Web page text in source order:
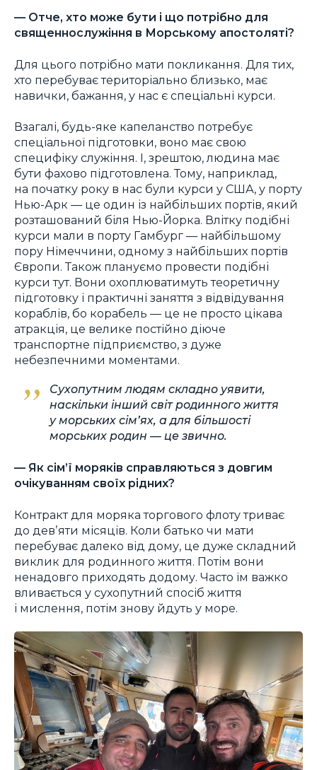
— Отче, хто може бути і що потрібно для
священнослужіння в Морському апостоляті?
Для цього потрібно мати покликання. Для тих,
хто перебуває територіально близько, має
навички, бажання, у нас є спеціальні курси.
Взагалі, будь-яке капеланство потребує
спеціальної підготовки, воно має свою
специфіку служіння. І, зрештою, людина має
бути фахово підготовлена. Тому, наприклад,
на початку року в нас були курси у США, у порту
Нью-Арк — це один із найбільших портів, який
розташований біля Нью-Йорка. Влітку подібні
курси мали в порту Гамбург — найбільшому
пору Німеччини, одному з найбільших портів
Європи. Також плануємо провести подібні
курси тут. Вони охоплюватимуть теоретичну
підготовку і практичні заняття з відвідування
кораблів, бо корабель — це не просто цікава
атракція, це велике постійно діюче
транспортне підприємство, з дуже
небезпечними моментами.
Сухопутним людям складно уявити,
наскільки інший світ родинного життя
у морських сімʼях, а для більшості
морських родин — це звично.
— Як сім’ї моряків справляються з довгим
очікуванням своїх рідних?
Контракт для моряка торгового флоту триває
до девʼяти місяців. Коли батько чи мати
перебуває далеко від дому, це дуже складний
виклик для родинного життя. Потім вони
ненадовго приходять додому. Часто їм важко
вливається у сухопутний спосіб життя
і мислення, потім знову йдуть у море.